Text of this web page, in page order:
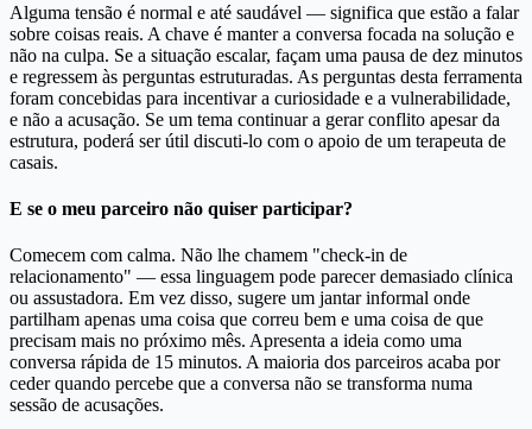
Alguma tensão é normal e até saudável — significa que estão a falar
sobre coisas reais. A chave é manter a conversa focada na solução e
não na culpa. Se a situação escalar, façam uma pausa de dez minutos
e regressem às perguntas estruturadas. As perguntas desta ferramenta
foram concebidas para incentivar a curiosidade e a vulnerabilidade,
e não a acusação. Se um tema continuar a gerar conflito apesar da
estrutura, poderá ser útil discuti-lo com o apoio de um terapeuta de
casais.
E se o meu parceiro não quiser participar?
Comecem com calma. Não lhe chamem "check-in de
relacionamento" — essa linguagem pode parecer demasiado clínica
ou assustadora. Em vez disso, sugere um jantar informal onde
partilham apenas uma coisa que correu bem e uma coisa de que
precisam mais no próximo mês. Apresenta a ideia como uma
conversa rápida de 15 minutos. A maioria dos parceiros acaba por
ceder quando percebe que a conversa não se transforma numa
sessão de acusações.